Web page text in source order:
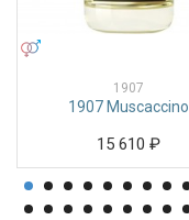
1907
1907 Muscaccino
15 610 ₽